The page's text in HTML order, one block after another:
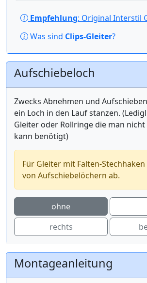
Empfehlung: Original Interstil
Was sind Clips-Gleiter?
Aufschiebeloch
Zwecks Abnehmen und
ein Loch in den Lauf stanzen.
Gleiter oder Rollringe die man
kann benötigt)
Für Gleiter mit Falten-
von Aufschiebelöchern ab.
ohne
rechts
Montageanleitung